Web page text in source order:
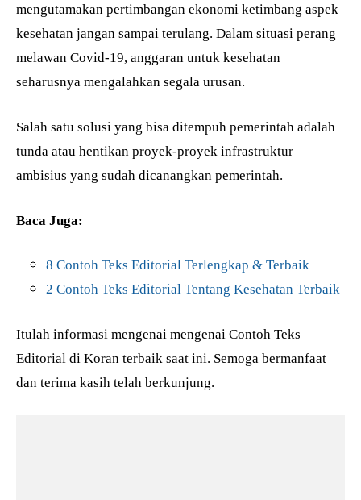
mengutamakan pertimbangan ekonomi ketimbang aspek
kesehatan jangan sampai terulang. Dalam situasi perang
melawan Covid-19, anggaran untuk kesehatan
seharusnya mengalahkan segala urusan.
Salah satu solusi yang bisa ditempuh pemerintah adalah
tunda atau hentikan proyek-proyek infrastruktur
ambisius yang sudah dicanangkan pemerintah.
Baca Juga:
8 Contoh Teks Editorial Terlengkap & Terbaik
2 Contoh Teks Editorial Tentang Kesehatan Terbaik
Itulah informasi mengenai mengenai Contoh Teks
Editorial di Koran terbaik saat ini. Semoga bermanfaat
dan terima kasih telah berkunjung.